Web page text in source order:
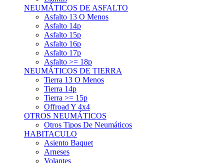
Asfalto 13 O Menos
Asfalto 14p
Asfalto 15p
Asfalto 16p
Asfalto 17p
Asfalto >= 18p
NEUMÁTICOS DE TIERRA
Tierra 13 O Menos
Tierra 14p
Tierra >= 15p
Offroad Y 4x4
OTROS NEUMÁTICOS
Otros Tipos De Neumáticos
HABITACULO
Asiento Baquet
Arneses
Volantes
Pedales